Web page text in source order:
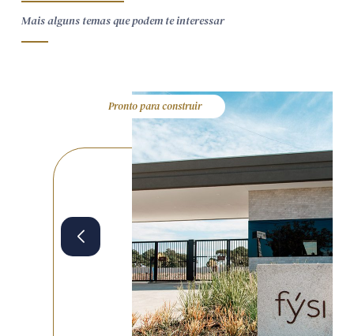
Mais alguns temas que podem te interessar
Pronto para construir